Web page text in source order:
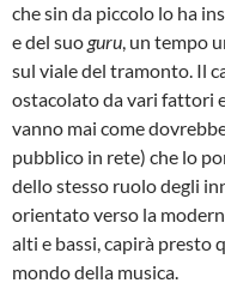
che sin da piccolo lo ha
e del suo guru, un tempo
sul viale del tramonto. Il
ostacolato da vari fattori
vanno mai come
pubblico in rete) che lo
dello stesso ruolo degli
orientato verso la
alti e bassi, capirà presto
mondo della musica.